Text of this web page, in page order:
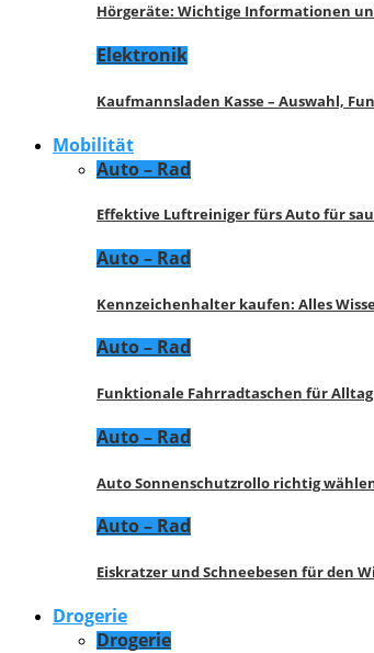
Hörgeräte: Wichtige Informationen
Elektronik
Kaufmannsladen Kasse – Auswahl,
Mobilität
Auto – Rad
Effektive Luftreiniger fürs Auto für
Auto – Rad
Kennzeichenhalter kaufen: Alles
Auto – Rad
Funktionale Fahrradtaschen für
Auto – Rad
Auto Sonnenschutzrollo richtig
Auto – Rad
Eiskratzer und Schneebesen für den
Drogerie
Drogerie